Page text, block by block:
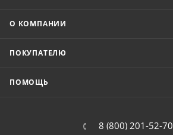
О КОМПАНИИ
ПОКУПАТЕЛЮ
ПОМОЩЬ
8 (800) 201-52-70